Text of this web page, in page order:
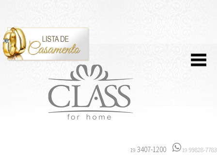
19 3407-1200 19 99828-7783